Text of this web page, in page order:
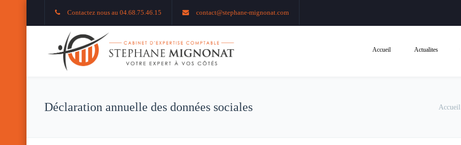
Contactez nous au 04.68.75.46.15 contact@stephane-mignonat.com
Accueil Actualites
Déclaration annuelle des données sociales Accueil